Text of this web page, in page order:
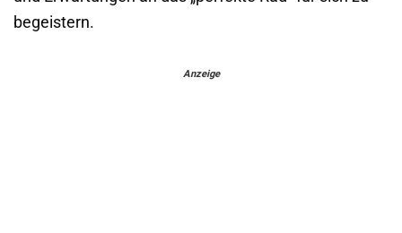
begeistern.
Anzeige